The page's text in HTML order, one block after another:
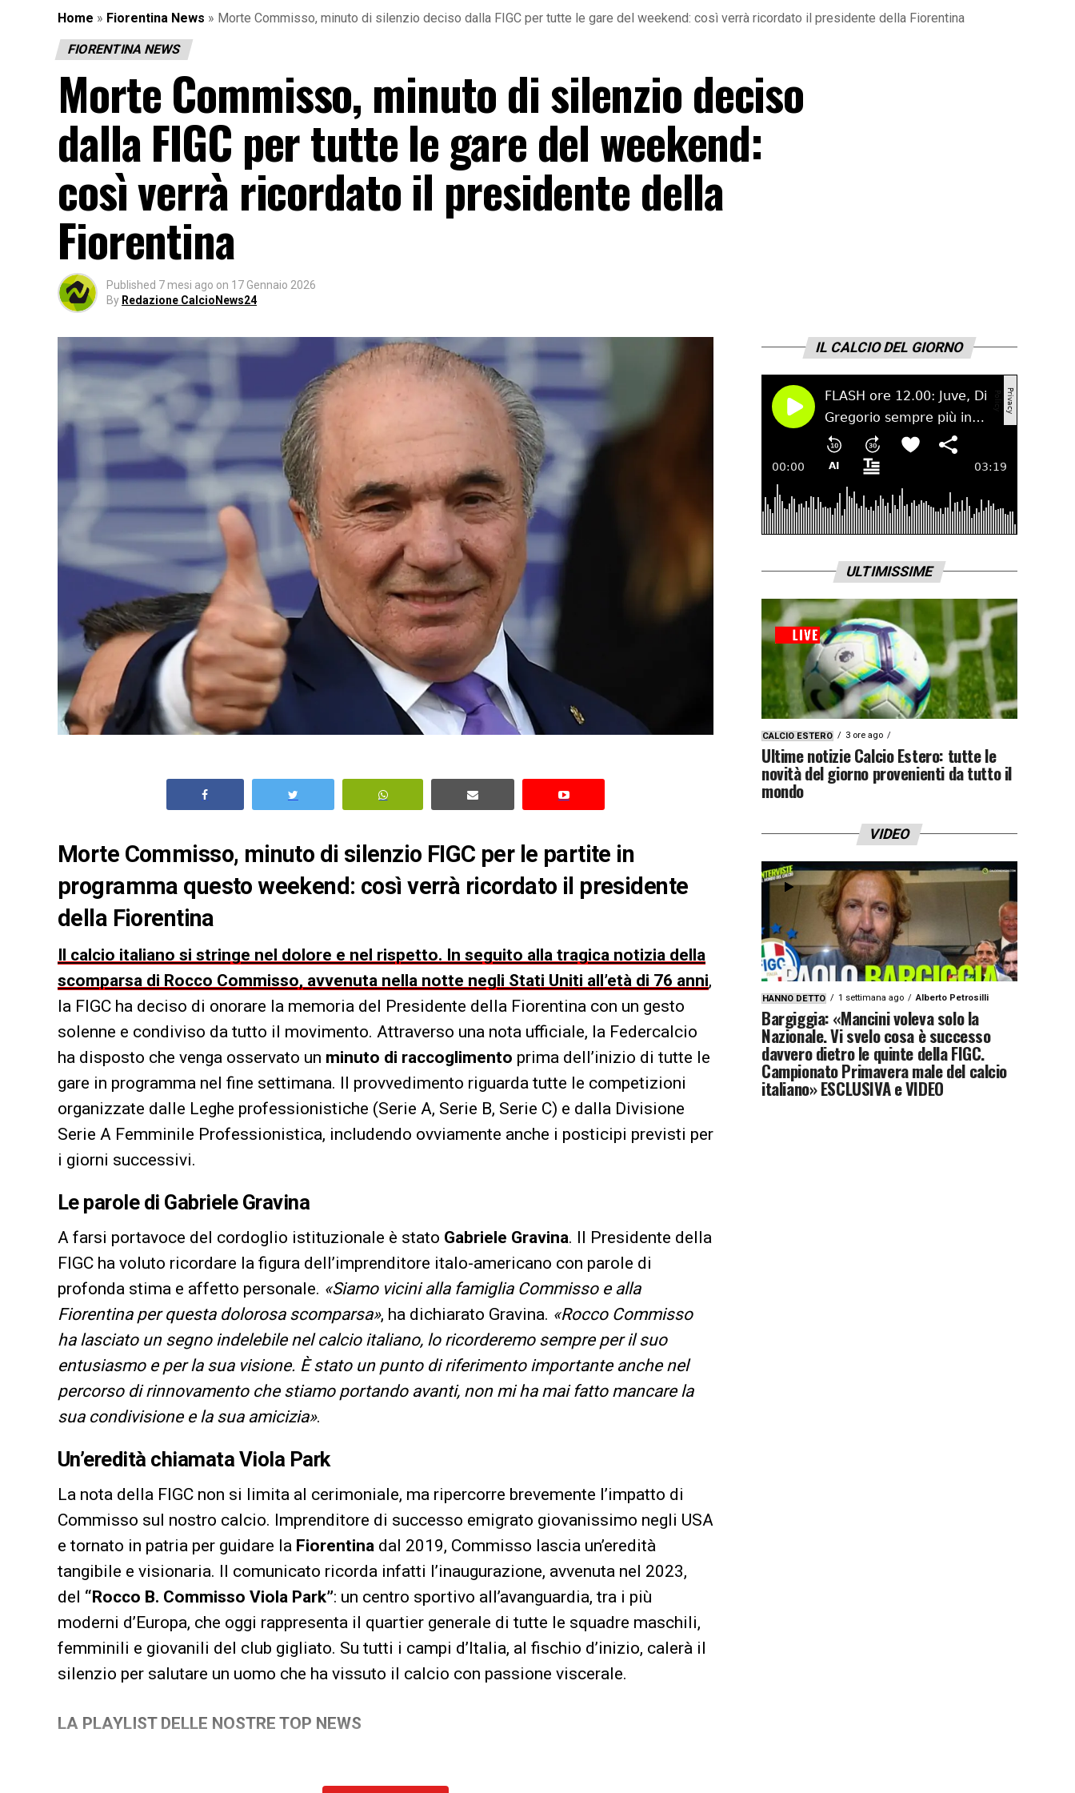
Home » Fiorentina News » Morte Commisso, minuto di silenzio deciso dalla FIGC per tutte le gare del weekend: così verrà ricordato il presidente della Fiorentina
FIORENTINA NEWS
Morte Commisso, minuto di silenzio deciso
dalla FIGC per tutte le gare del weekend:
così verrà ricordato il presidente della
Fiorentina
Published 7 mesi ago on 17 Gennaio 2026
By Redazione CalcioNews24
Morte Commisso, minuto di silenzio FIGC per le partite in
programma questo weekend: così verrà ricordato il presidente
della Fiorentina
Il calcio italiano si stringe nel dolore e nel rispetto. In seguito alla tragica notizia della
scomparsa di Rocco Commisso, avvenuta nella notte negli Stati Uniti all’età di 76 anni,
la FIGC ha deciso di onorare la memoria del Presidente della Fiorentina con un gesto
solenne e condiviso da tutto il movimento. Attraverso una nota ufficiale, la Federcalcio
ha disposto che venga osservato un minuto di raccoglimento prima dell’inizio di tutte le
gare in programma nel fine settimana. Il provvedimento riguarda tutte le competizioni
organizzate dalle Leghe professionistiche (Serie A, Serie B, Serie C) e dalla Divisione
Serie A Femminile Professionistica, includendo ovviamente anche i posticipi previsti per
i giorni successivi.
Le parole di Gabriele Gravina
A farsi portavoce del cordoglio istituzionale è stato Gabriele Gravina. Il Presidente della
FIGC ha voluto ricordare la figura dell’imprenditore italo-americano con parole di
profonda stima e affetto personale. «Siamo vicini alla famiglia Commisso e alla
Fiorentina per questa dolorosa scomparsa», ha dichiarato Gravina. «Rocco Commisso
ha lasciato un segno indelebile nel calcio italiano, lo ricorderemo sempre per il suo
entusiasmo e per la sua visione. È stato un punto di riferimento importante anche nel
percorso di rinnovamento che stiamo portando avanti, non mi ha mai fatto mancare la
sua condivisione e la sua amicizia».
Un’eredità chiamata Viola Park
La nota della FIGC non si limita al cerimoniale, ma ripercorre brevemente l’impatto di
Commisso sul nostro calcio. Imprenditore di successo emigrato giovanissimo negli USA
e tornato in patria per guidare la Fiorentina dal 2019, Commisso lascia un’eredità
tangibile e visionaria. Il comunicato ricorda infatti l’inaugurazione, avvenuta nel 2023,
del “Rocco B. Commisso Viola Park”: un centro sportivo all’avanguardia, tra i più
moderni d’Europa, che oggi rappresenta il quartier generale di tutte le squadre maschili,
femminili e giovanili del club gigliato. Su tutti i campi d’Italia, al fischio d’inizio, calerà il
silenzio per salutare un uomo che ha vissuto il calcio con passione viscerale.
LA PLAYLIST DELLE NOSTRE TOP NEWS
IL CALCIO DEL GIORNO
ULTIMISSIME
CALCIO ESTERO 3 ore ago
Ultime notizie Calcio Estero: tutte le
novità del giorno provenienti da tutto il
mondo
VIDEO
HANNO DETTO 1 settimana ago Alberto Petrosilli
Bargiggia: «Mancini voleva solo la
Nazionale. Vi svelo cosa è successo
davvero dietro le quinte della FIGC.
Campionato Primavera male del calcio
italiano» ESCLUSIVA e VIDEO